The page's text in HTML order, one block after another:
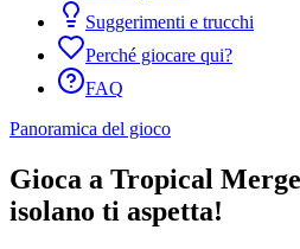
Suggerimenti e trucchi
Perché giocare qui?
FAQ
Panoramica del gioco
Gioca a Tropical
isolano ti aspetta!